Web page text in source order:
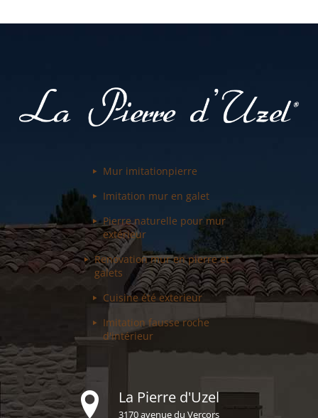
Mur imitationpierre
Imitation mur en galet
Pierre naturelle pourmur
extérieur
Renovation muren pierre et
galets
Cuisine été exterieur
Imitation fausseroche
d'intérieur
La Pierre d'Uzel
3170 avenue du Vercors